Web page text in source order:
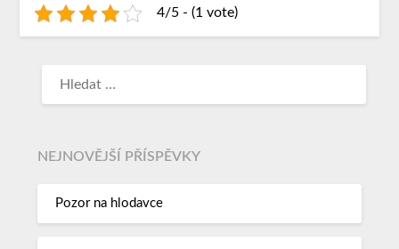
4/5 - (1 vote)
NEJNOVĚJŠÍ PŘÍSPĚVKY
Pozor na hlodavce